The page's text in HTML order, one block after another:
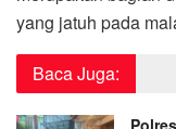
yang jatuh pada
Baca Juga: